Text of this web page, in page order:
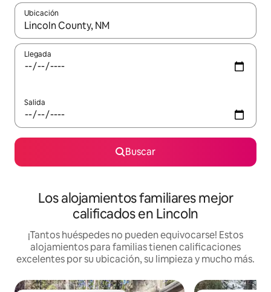
Ubicación
Cuando los resultados estén disponibles, podrás navegar
Llegada
Salida
Buscar
Los alojamientos familiares mejor
calificados en Lincoln
¡Tantos huéspedes no pueden equivocarse! Estos
alojamientos para familias tienen calificaciones
excelentes por su ubicación, su limpieza y mucho más.